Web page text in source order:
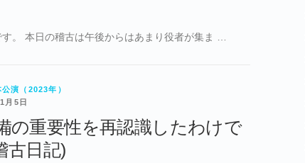
。 本日の稽古は午後からはあまり役者が集ま …
演（2023年）
月5日
の重要性を再認識したわけで
古日記)